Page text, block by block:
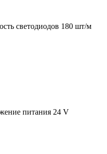
светодиодов 180 шт/м
питания 24 V